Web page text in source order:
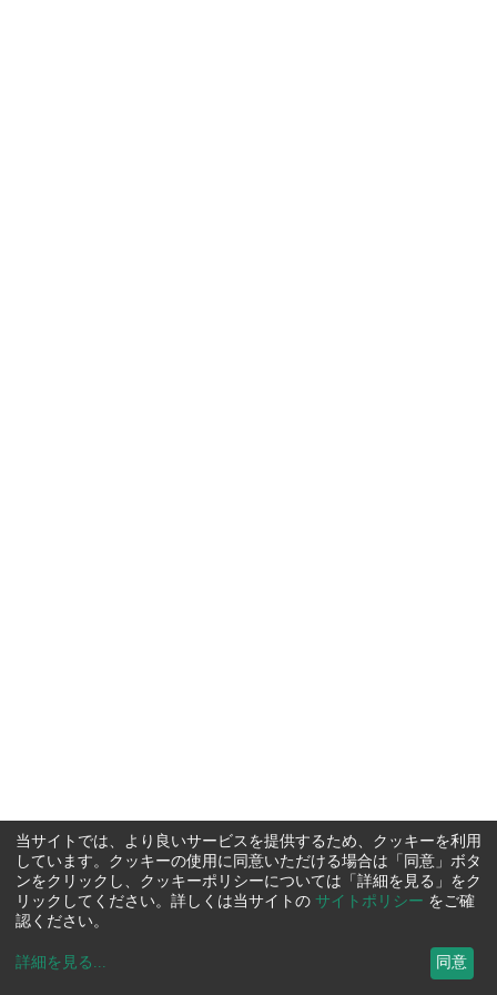
当サイトでは、より良いサービスを提供するため、クッキーを利用
しています。クッキーの使用に同意いただける場合は「同意」ボタ
ンをクリックし、クッキーポリシーについては「詳細を見る」をク
リックしてください。詳しくは当サイトの サイトポリシー をご確
認ください。
詳細を見る ... 同意